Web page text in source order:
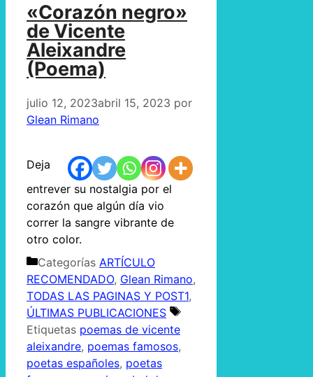
«Corazón negro»
de Vicente
Aleixandre
(Poema)
julio 12, 2023abril 15, 2023 por
Glean Rimano
Deja
entrever su nostalgia por el
corazón que algún día vio
correr la sangre vibrante de
otro color.
Categorías ARTÍCULO
RECOMENDADO, Glean Rimano,
TODAS LAS PAGINAS Y POST1,
ÚLTIMAS PUBLICACIONES
Etiquetas poemas de vicente
aleixandre, poemas famosos,
poetas españoles, poetas